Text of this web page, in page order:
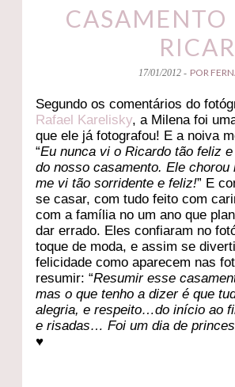
17/01/2012 - POR
Segundo os comentários do
Rafael Karelisky, a Milena foi
que ele já fotografou! E a noiva
“Eu nunca vi o Ricardo tão feliz
do nosso casamento. Ele
me vi tão sorridente e feliz!” E
se casar, com tudo feito com
com a família no um ano que
dar errado. Eles confiaram no
toque de moda, e assim se
felicidade como aparecem nas
resumir: “Resumir esse
mas o que tenho a dizer é que
alegria, e respeito…do início ao
e risadas… Foi um dia de
♥